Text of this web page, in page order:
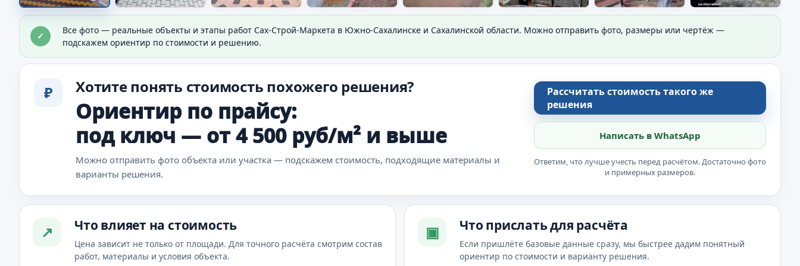
Покрытие из брусчатки
Видно общий результат мощения.
✓
Все фото — реальные объекты и этапы работ Сах-Строй-Маркета в Южно-Сахалинске и Сахалинской области. Можно отправить фото, размеры или чертёж —
подскажем ориентир по стоимости и решению.
₽ Хотите понять стоимость похожего решения?
Ориентир по прайсу:
под ключ — от 4 500 руб/м² и выше
Можно отправить фото объекта или участка — подскажем стоимость, подходящие материалы и
варианты решения.
Рассчитать стоимость такого же
решения
Написать в WhatsApp
Ответим, что лучше учесть перед расчётом. Достаточно фото
и примерных размеров.
↗ Что влияет на стоимость
Цена зависит не только от площади. Для точного расчёта смотрим состав
работ, материалы и условия объекта.
▣ Что прислать для расчёта
Если пришлёте базовые данные сразу, мы быстрее дадим понятный
ориентир по стоимости и варианту решения.